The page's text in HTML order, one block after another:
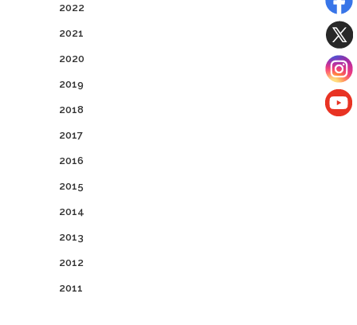
2022
2021
2020
2019
2018
2017
2016
2015
2014
2013
2012
2011